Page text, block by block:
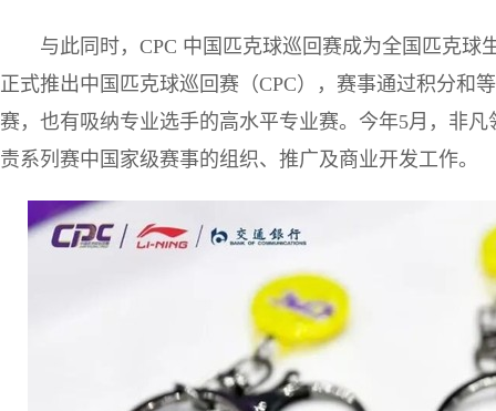
与此同时，CPC 中国匹克球巡回赛成为全国匹克球
正式推出中国匹克球巡回赛（CPC），赛事通过积分和
赛，也有吸纳专业选手的高水平专业赛。今年5月，非
责系列赛中国家级赛事的组织、推广及商业开发工作。